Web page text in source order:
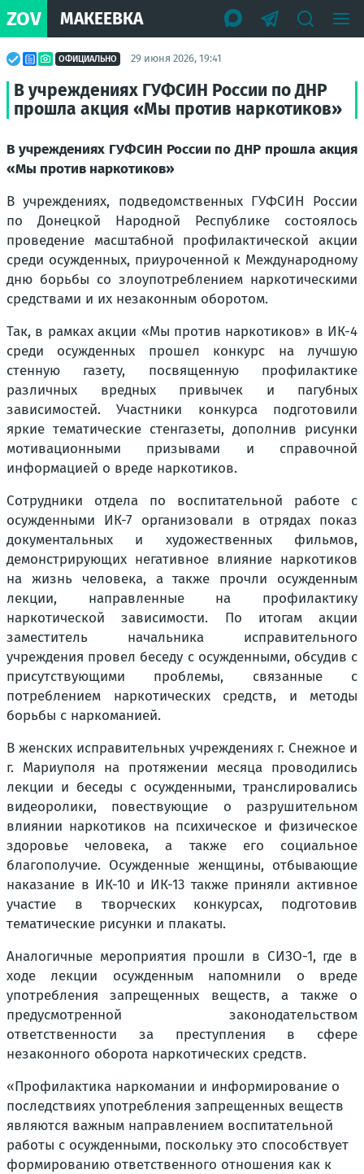
ZOV МАКЕЕВКА
ОФИЦИАЛЬНО 29 июня 2026, 19:41
В учреждениях ГУФСИН России по ДНР
прошла акция «Мы против наркотиков»
В учреждениях ГУФСИН России по ДНР прошла акция
«Мы против наркотиков»
В учреждениях, подведомственных ГУФСИН России
по Донецкой Народной Республике состоялось
проведение масштабной профилактической акции
среди осужденных, приуроченной к Международному
дню борьбы со злоупотреблением наркотическими
средствами и их незаконным оборотом.
Так, в рамках акции «Мы против наркотиков» в ИК-4
среди осужденных прошел конкурс на лучшую
стенную газету, посвященную профилактике
различных вредных привычек и пагубных
зависимостей. Участники конкурса подготовили
яркие тематические стенгазеты, дополнив рисунки
мотивационными призывами и справочной
информацией о вреде наркотиков.
Сотрудники отдела по воспитательной работе с
осужденными ИК-7 организовали в отрядах показ
документальных и художественных фильмов,
демонстрирующих негативное влияние наркотиков
на жизнь человека, а также прочли осужденным
лекции, направленные на профилактику
наркотической зависимости. По итогам акции
заместитель начальника исправительного
учреждения провел беседу с осужденными, обсудив с
присутствующими проблемы, связанные с
потреблением наркотических средств, и методы
борьбы с наркоманией.
В женских исправительных учреждениях г. Снежное и
г. Мариуполя на протяжении месяца проводились
лекции и беседы с осужденными, транслировались
видеоролики, повествующие о разрушительном
влиянии наркотиков на психическое и физическое
здоровье человека, а также его социальное
благополучие. Осужденные женщины, отбывающие
наказание в ИК-10 и ИК-13 также приняли активное
участие в творческих конкурсах, подготовив
тематические рисунки и плакаты.
Аналогичные мероприятия прошли в СИЗО-1, где в
ходе лекции осужденным напомнили о вреде
употребления запрещенных веществ, а также о
предусмотренной законодательством
ответственности за преступления в сфере
незаконного оборота наркотических средств.
«Профилактика наркомании и информирование о
последствиях употребления запрещенных веществ
являются важным направлением воспитательной
работы с осужденными, поскольку это способствует
формированию ответственного отношения как к